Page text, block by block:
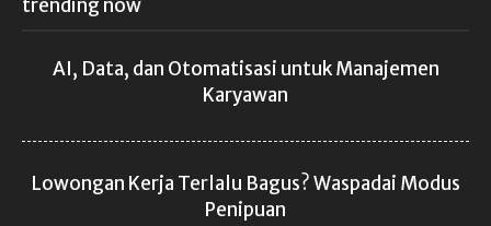
trending now
AI, Data, dan Otomatisasi untuk Manajemen
Karyawan
Lowongan Kerja Terlalu Bagus? Waspadai Modus
Penipuan